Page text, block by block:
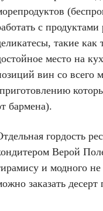
с
такие
место на
вин со всего
бармена).
гордость
Верой
и модного
заказать